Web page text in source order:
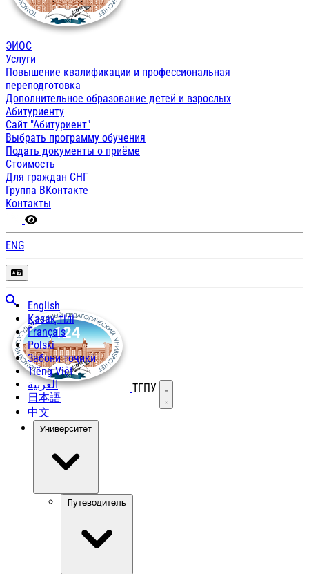
ЭИОС
Услуги
Повышение квалификации и профессиональная
переподготовка
Дополнительное образование детей и взрослых
Абитуриенту
Сайт "Абитуриент"
Выбрать программу обучения
Подать документы о приёме
Стоимость
Для граждан СНГ
Группа ВКонтакте
Контакты
ENG
English
Қазақ тілі
Français
Polski
Забони тоҷикӣ
Tiếng Việt
العربية
日本語
中文
ТГПУ Открыть меню
Университет
Путеводитель